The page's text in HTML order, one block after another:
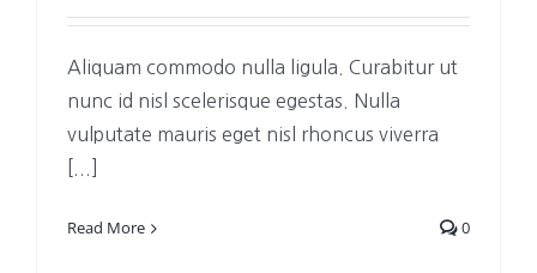
Aliquam commodo nulla ligula. Curabitur ut
nunc id nisl scelerisque egestas. Nulla
vulputate mauris eget nisl rhoncus viverra
Read More 0